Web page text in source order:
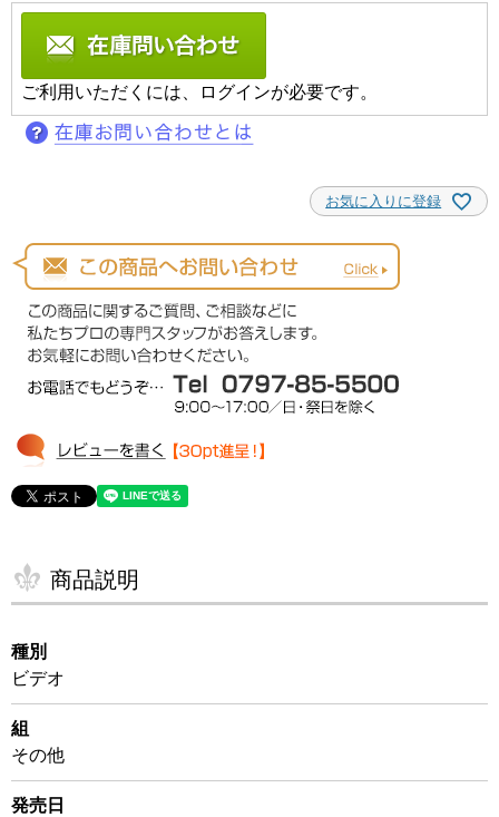
ご利用いただくには、ログインが必要です。
お気に入りに登録
商品説明
種別
ビデオ
組
その他
発売日